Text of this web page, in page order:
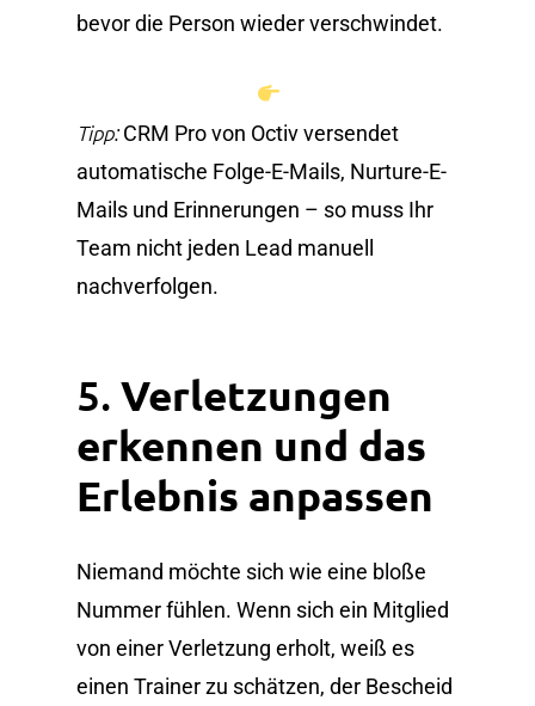
bevor die Person wieder verschwindet.
Tipp:CRM Pro von Octiv versendet
automatische Folge-E-Mails, Nurture-E-
Mails und Erinnerungen – so muss Ihr
Team nicht jeden Lead manuell
nachverfolgen.
5. Verletzungen
erkennen und das
Erlebnis anpassen
Niemand möchte sich wie eine bloße
Nummer fühlen. Wenn sich ein Mitglied
von einer Verletzung erholt, weiß es
einen Trainer zu schätzen, der Bescheid